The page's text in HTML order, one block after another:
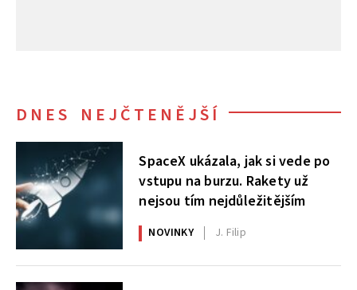
DNES NEJČTENĚJŠÍ
SpaceX ukázala, jak si vede po
vstupu na burzu. Rakety už
nejsou tím nejdůležitějším
NOVINKY J. Filip